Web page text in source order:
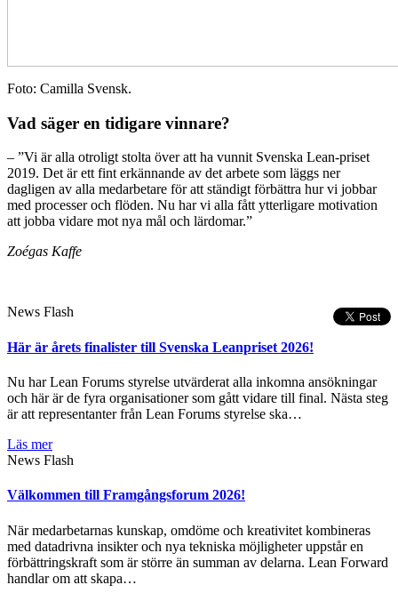
Foto: Camilla Svensk.
Vad säger en tidigare vinnare?
– ”Vi är alla otroligt stolta över att ha vunnit Svenska Lean-priset
2019. Det är ett fint erkännande av det arbete som läggs ner
dagligen av alla medarbetare för att ständigt förbättra hur vi jobbar
med processer och flöden. Nu har vi alla fått ytterligare motivation
att jobba vidare mot nya mål och lärdomar.”
Zoégas Kaffe
News Flash
Här är årets finalister till Svenska Leanpriset 2026!
Nu har Lean Forums styrelse utvärderat alla inkomna ansökningar
och här är de fyra organisationer som gått vidare till final. Nästa steg
är att representanter från Lean Forums styrelse ska…
Läs mer
News Flash
Välkommen till Framgångsforum 2026!
När medarbetarnas kunskap, omdöme och kreativitet kombineras
med datadrivna insikter och nya tekniska möjligheter uppstår en
förbättringskraft som är större än summan av delarna. Lean Forward
handlar om att skapa…